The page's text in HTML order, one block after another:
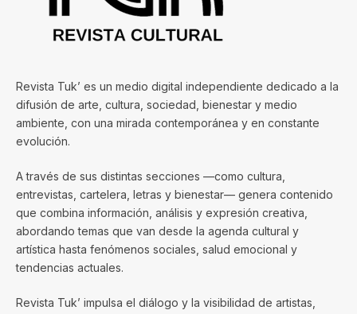
Revista Tuk’ es un medio digital independiente dedicado a la
difusión de arte, cultura, sociedad, bienestar y medio
ambiente, con una mirada contemporánea y en constante
evolución.
A través de sus distintas secciones —como cultura,
entrevistas, cartelera, letras y bienestar— genera contenido
que combina información, análisis y expresión creativa,
abordando temas que van desde la agenda cultural y
artística hasta fenómenos sociales, salud emocional y
tendencias actuales.
Revista Tuk’ impulsa el diálogo y la visibilidad de artistas,